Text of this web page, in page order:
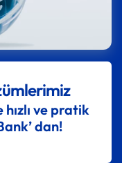
ve pratik
dan!